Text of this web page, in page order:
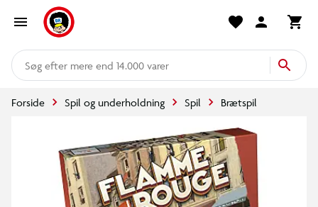
mere end 14.000 varer
Forside Spil og underholdning Spil Brætspil